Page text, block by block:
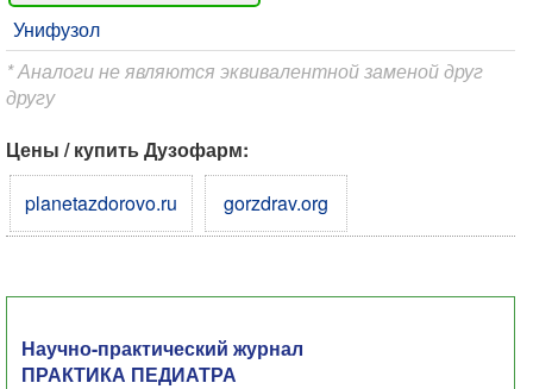
Унифузол
* Аналоги не являются эквивалентной заменой друг
другу
Цены / купить Дузофарм:
planetazdorovo.ru
gorzdrav.org
Научно-практический журнал
ПРАКТИКА ПЕДИАТРА